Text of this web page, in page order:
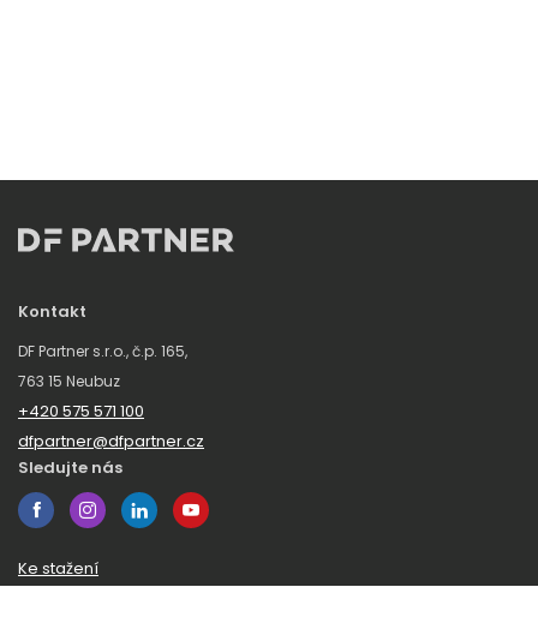
Kontakt
DF Partner s.r.o., č.p. 165,
763 15 Neubuz
+420 575 571 100
dfpartner@dfpartner.cz
Sledujte nás
Ke stažení